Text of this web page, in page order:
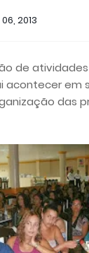
2013
de
acontecer em
das